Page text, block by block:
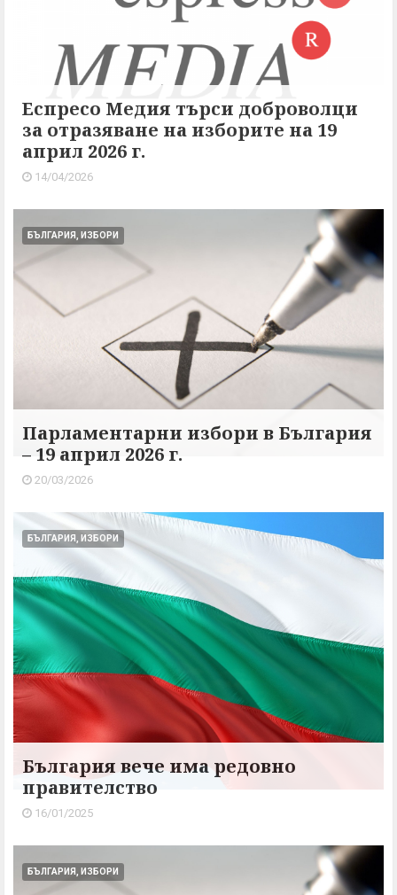
Еспресо Медия търси доброволци
за отразяване на изборите на 19
април 2026 г.
14/04/2026
БЪЛГАРИЯ, ИЗБОРИ
Парламентарни избори в България
– 19 април 2026 г.
20/03/2026
БЪЛГАРИЯ, ИЗБОРИ
България вече има редовно
правителство
16/01/2025
БЪЛГАРИЯ, ИЗБОРИ